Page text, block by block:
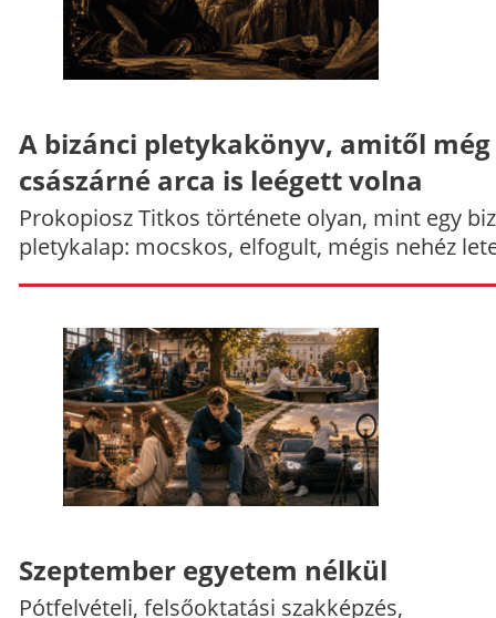
A bizánci pletykakönyv, amitől még
császárné arca is leégett volna
Prokopiosz Titkos története olyan, mint egy
pletykalap: mocskos, elfogult, mégis nehéz
Szeptember egyetem nélkül
Pótfelvételi, felsőoktatási szakképzés,